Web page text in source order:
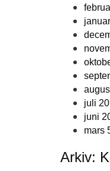
juli
juni
mars
Arkiv: